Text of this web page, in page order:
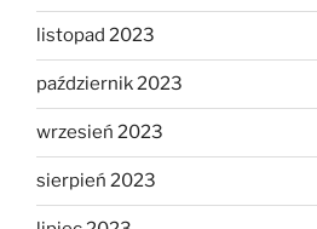
listopad 2023
październik 2023
wrzesień 2023
sierpień 2023